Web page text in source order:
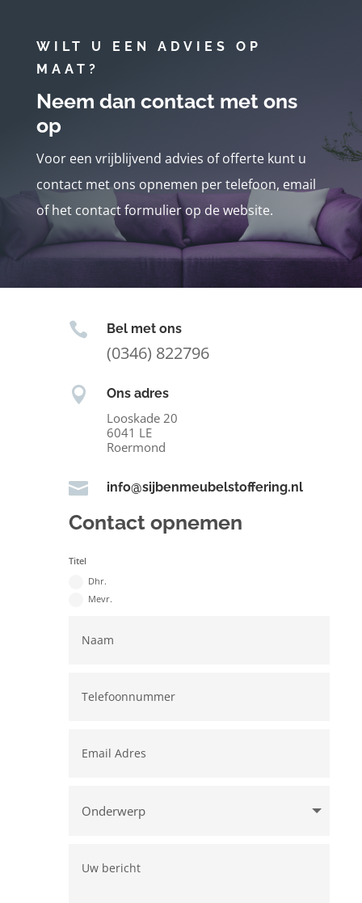
WILT U EEN ADVIES OP
MAAT?
Neem dan contact met ons
op
Voor een vrijblijvend advies of offerte kunt u
contact met ons opnemen per telefoon, email
of het contact formulier op de website.
 Bel met ons
(0346) 822796
 Ons adres
Looskade 20
6041 LE
Roermond
 info@sijbenmeubelstoffering.nl
Contact opnemen
Titel
Dhr.
Mevr.